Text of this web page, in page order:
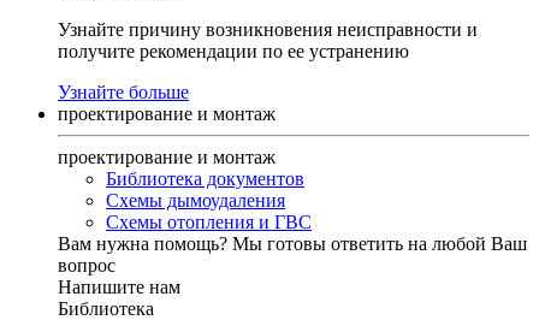
Узнайте причину возникновения неисправности и
получите рекомендации по ее устранению
Узнайте больше
проектирование и монтаж
проектирование и монтаж
Библиотека документов
Схемы дымоудаления
Схемы отопления и ГВС
Вам нужна помощь? Мы готовы ответить на любой Ваш
вопрос
Напишите нам
Библиотека